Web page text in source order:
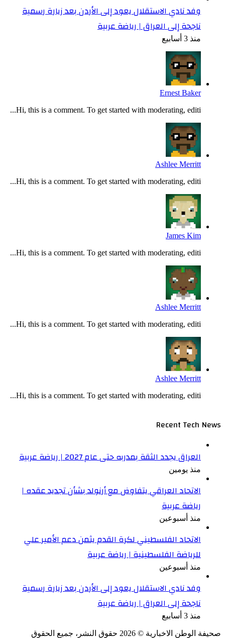
وفد نادي الاستقلال يعود إلى الأردن بعد زيارة رسمية
ناجحة إلى العراق | رياضة عربية
منذ 3 أسابيع
Ernest Baker
Hi, this is a comment. To get started with moderating, editi...
Ashlee Merritt
Hi, this is a comment. To get started with moderating, editi...
James Kim
Hi, this is a comment. To get started with moderating, editi...
Ashlee Merritt
Hi, this is a comment. To get started with moderating, editi...
Ashlee Merritt
Hi, this is a comment. To get started with moderating, editi...
Recent Tech News
العراق يجدد الثقة بمدربه حتى عام 2027 | رياضة عربية
منذ يومين
الاتحاد العراقي يتفاوض مع أرنولد بشأن تجديد عقده |
رياضة عربية
منذ أسبوعين
الاتحاد الفلسطيني لكرة القدم يثمن دعم الأمير علي
للرياضة الفلسطينية | رياضة عربية
منذ أسبوعين
وفد نادي الاستقلال يعود إلى الأردن بعد زيارة رسمية
ناجحة إلى العراق | رياضة عربية
منذ 3 أسابيع
صحيفة الوطن الاخبارية © 2026 حقوق النشر، جميع الحقوق